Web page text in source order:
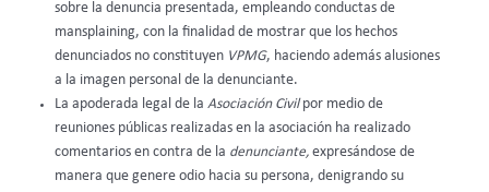
sobre la denuncia presentada, empleando conductas de
mansplaining, con la finalidad de mostrar que los hechos
denunciados no constituyen VPMG, haciendo además alusiones
a la imagen personal de la denunciante.
La apoderada legal de la Asociación Civilpor medio de
reuniones públicas realizadas en la asociación ha realizado
comentarios en contra de la denunciante, expresándose de
manera que genere odio hacia su persona, denigrando su